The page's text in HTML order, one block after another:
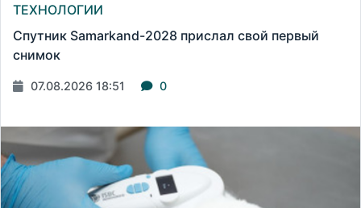
ТЕХНОЛОГИИ
Спутник Samarkand-2028 прислал свой первый
снимок
07.08.2026 18:51 0